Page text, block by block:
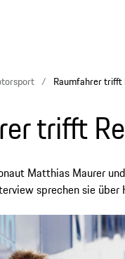
Raumfahrer trifft
trifft
Matthias Maurer
sprechen sie